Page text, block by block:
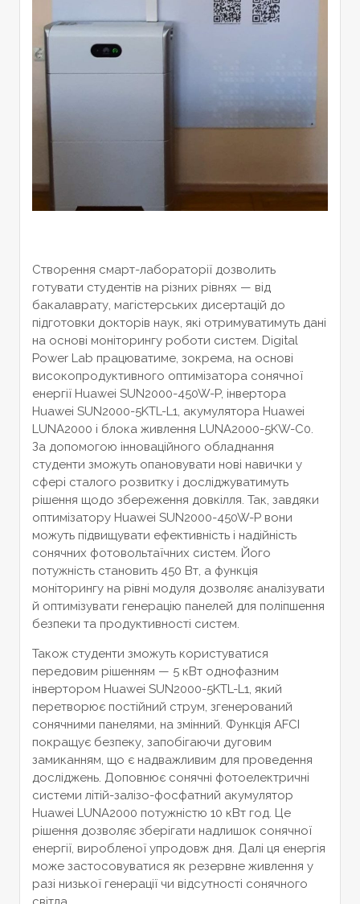
Створення смарт-лабораторії дозволить
готувати студентів на різних рівнях — від
бакалаврату, магістерських дисертацій до
підготовки докторів наук, які отримуватимуть дані
на основі моніторингу роботи систем. Digital
Power Lab працюватиме, зокрема, на основі
високопродуктивного оптимізатора сонячної
енергії Huawei SUN2000-450W-P, інвертора
Huawei SUN2000-5KTL-L1, акумулятора Huawei
LUNA2000 і блока живлення LUNA2000-5KW-C0.
За допомогою інноваційного обладнання
студенти зможуть опановувати нові навички у
сфері сталого розвитку і досліджуватимуть
рішення щодо збереження довкілля. Так, завдяки
оптимізатору Huawei SUN2000-450W-P вони
можуть підвищувати ефективність і надійність
сонячних фотовольтаїчних систем. Його
потужність становить 450 Вт, а функція
моніторингу на рівні модуля дозволяє аналізувати
й оптимізувати генерацію панелей для поліпшення
безпеки та продуктивності систем.
Також студенти зможуть користуватися
передовим рішенням — 5 кВт однофазним
інвертором Huawei SUN2000-5KTL-L1, який
перетворює постійний струм, згенерований
сонячними панелями, на змінний. Функція AFCI
покращує безпеку, запобігаючи дуговим
замиканням, що є надважливим для проведення
досліджень. Доповнює сонячні фотоелектричні
системи літій-залізо-фосфатний акумулятор
Huawei LUNA2000 потужністю 10 кВт год. Це
рішення дозволяє зберігати надлишок сонячної
енергії, виробленої упродовж дня. Далі ця енергія
може застосовуватися як резервне живлення у
разі низької генерації чи відсутності сонячного